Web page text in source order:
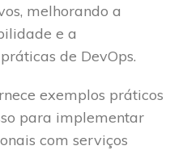
melhorando a
e a
de DevOps.
exemplos práticos
para implementar
com serviços